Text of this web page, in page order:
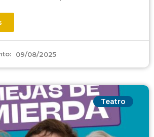
09/08/2025
Teatro